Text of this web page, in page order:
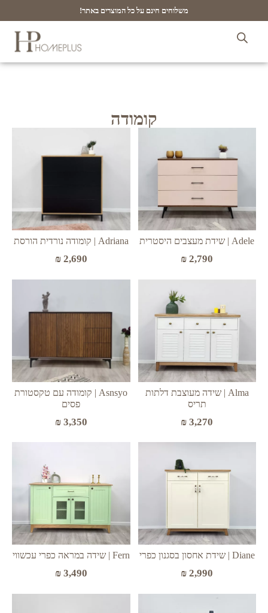
משלוחים חינם על כל המוצרים באתר!
קומודה
Adele | שידת מעצבים היסטרית
₪ 2,790
Adriana | קומודה נורדית הורסת
₪2,690
Alma | שידה מעוצבת דלתות
תריס
₪ 3,270
Asnsyo | קומודה עם טקסטורת
פסים
₪3,350
Diane | שידת אחסון בסגנון כפרי
₪ 2,990
Fern | שידה במראה כפרי עכשווי
₪3,490